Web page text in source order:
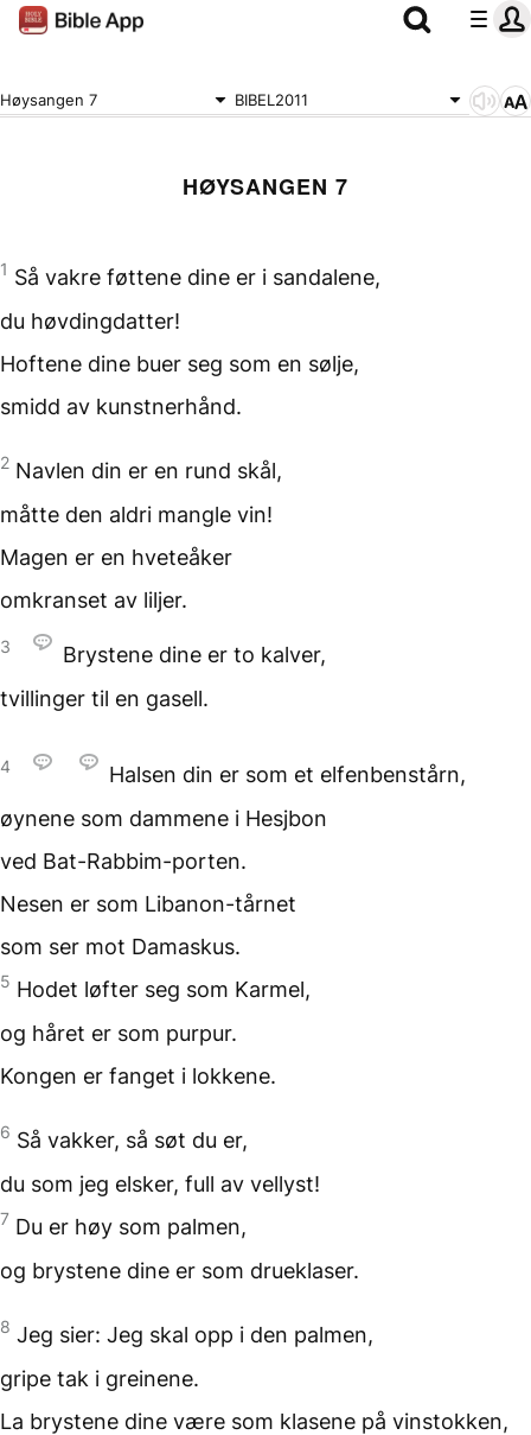
Høysangen 7 BIBEL2011
HØYSANGEN 7
1 Så vakre føttene dine er i sandalene,
du høvdingdatter!
Hoftene dine buer seg som en sølje,
smidd av kunstnerhånd.
2 Navlen din er en rund skål,
måtte den aldri mangle vin!
Magen er en hveteåker
omkranset av liljer.
3
Brystene dine er to kalver,
tvillinger til en gasell.
4 Halsen din er som et elfenbenstårn,
øynene som dammene i Hesjbon
ved Bat-Rabbim-porten.
Nesen er som Libanon-tårnet
som ser mot Damaskus.
5 Hodet løfter seg som Karmel,
og håret er som purpur.
Kongen er fanget i lokkene.
6 Så vakker, så søt du er,
du som jeg elsker, full av vellyst!
7 Du er høy som palmen,
og brystene dine er som drueklaser.
8 Jeg sier: Jeg skal opp i den palmen,
gripe tak i greinene.
La brystene dine være som klasene på vinstokken,